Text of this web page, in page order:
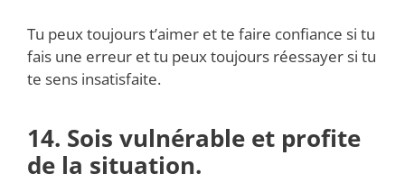
Tu peux toujours t’aimer et te faire confiance si tu
fais une erreur et tu peux toujours réessayer si tu
te sens insatisfaite.
14. Sois vulnérable et profite
de la situation.